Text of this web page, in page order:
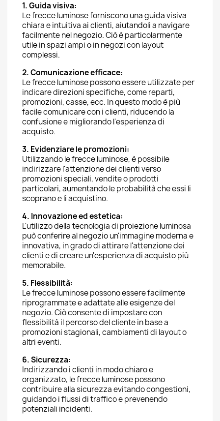
1. Guida visiva:
Le frecce luminose forniscono una guida visiva
chiara e intuitiva ai clienti, aiutandoli a navigare
facilmente nel negozio. Ciò è particolarmente
utile in spazi ampi o in negozi con layout
complessi.
2. Comunicazione efficace:
Le frecce luminose possono essere utilizzate per
indicare direzioni specifiche, come reparti,
promozioni, casse, ecc. In questo modo è più
facile comunicare con i clienti, riducendo la
confusione e migliorando l'esperienza di
acquisto.
3. Evidenziare le promozioni:
Utilizzando le frecce luminose, è possibile
indirizzare l'attenzione dei clienti verso
promozioni speciali, vendite o prodotti
particolari, aumentando le probabilità che essi li
scoprano e li acquistino.
4. Innovazione ed estetica:
L'utilizzo della tecnologia di proiezione luminosa
può conferire al negozio un'immagine moderna e
innovativa, in grado di attirare l'attenzione dei
clienti e di creare un'esperienza di acquisto più
memorabile.
5. Flessibilità:
Le frecce luminose possono essere facilmente
riprogrammate e adattate alle esigenze del
negozio. Ciò consente di impostare con
flessibilità il percorso del cliente in base a
promozioni stagionali, cambiamenti di layout o
altri eventi.
6. Sicurezza:
Indirizzando i clienti in modo chiaro e
organizzato, le frecce luminose possono
contribuire alla sicurezza evitando congestioni,
guidando i flussi di traffico e prevenendo
potenziali incidenti.